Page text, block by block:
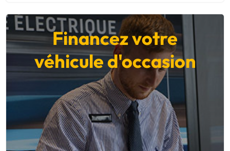
Financez votre
véhicule d'occasion